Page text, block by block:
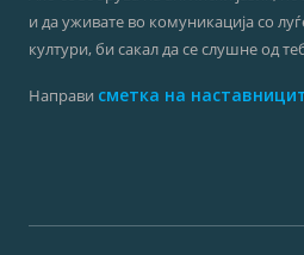
и да уживате во комуникација со
култури, би сакал да се слушне од
Направи сметка на